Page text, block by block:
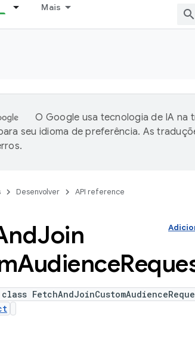
Mais
O Google usa tecnologia de IA na
seu idioma de preferência. As
Desenvolver API reference
Join
Audience